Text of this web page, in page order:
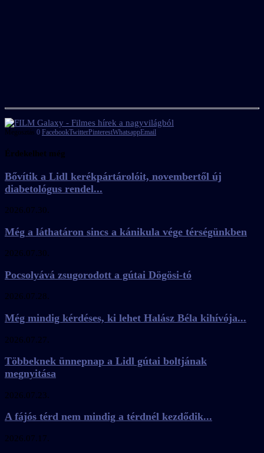
Megosztás 0 FacebookTwitterPinterestWhatsappEmail
Érdekelhet még
Bővítik a Lidl kerékpártárolóit, novembertől új
diabetológus rendel...
2026.07.30.
Még a láthatáron sincs a kánikula vége térségünkben
2026.07.30.
Pocsolyává zsugorodott a gútai Dögösi-tó
2026.07.28.
Még mindig kérdéses, ki lehet Halász Béla kihívója...
2026.07.27.
Többeknek ünnepnap a Lidl gútai boltjának
megnyitása
2026.07.23.
A fájós térd nem mindig a térdnél kezdődik...
2026.07.17.